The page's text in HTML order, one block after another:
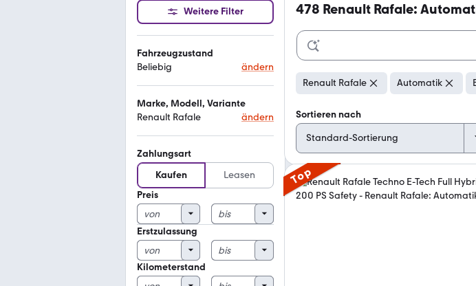
Weitere Filter
Fahrzeugzustand
Beliebig
ändern
Marke, Modell, Variante
Renault Rafale
ändern
Zahlungsart
Kaufen
Leasen
Preis
Erstzulassung
Kilometerstand
478 Renault Rafale:
Renault Rafale Automatik
Sortieren nach
Top